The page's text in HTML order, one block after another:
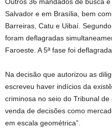
Salvador e em Brasília, bem
Barreiras, Catu e Uibaí.
foram deflagradas
Faroeste. A 5ª fase foi
Na decisão que autorizou as
escreveu haver indícios da
criminosa no seio do Tribunal
venda de decisões como
em escala geométrica”.